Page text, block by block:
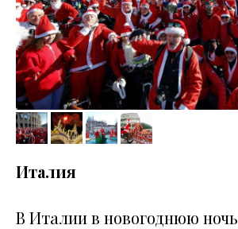
Италия
В Италии в новогоднюю ночь